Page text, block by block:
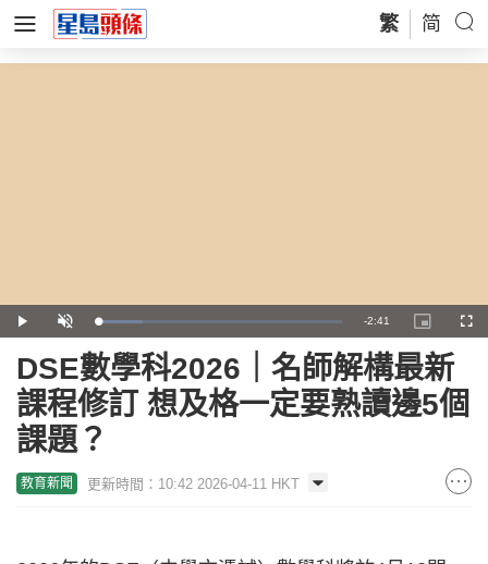
繁 简
Play Unmute Loaded:
18.44%
Remaining
Time
-2:41
Picture-
in-
DSE數學科2026｜名師解構最新
課程修訂 想及格一定要熟讀邊5個
課題？
教育新聞 更新時間：10:42 2026-04-11 HKT